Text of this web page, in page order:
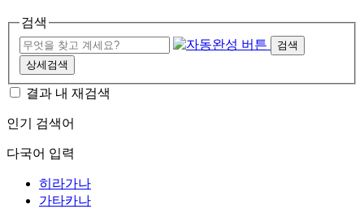
검색
검색
상세검색
결과 내 재검색
인기 검색어
다국어 입력
히라가나
가타카나